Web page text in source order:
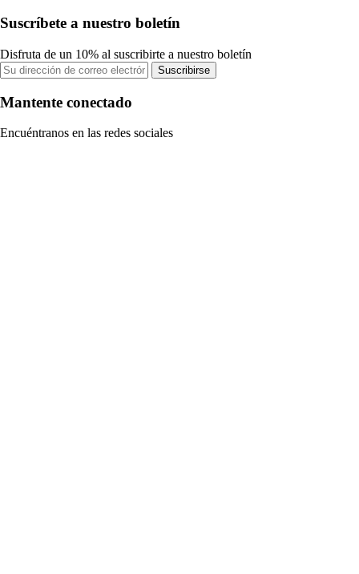
Suscríbete a nuestro boletín
Disfruta de un 10% al suscribirte a nuestro boletín
Suscribirse
Mantente conectado
Encuéntranos en las redes sociales